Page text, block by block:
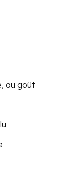
au goût